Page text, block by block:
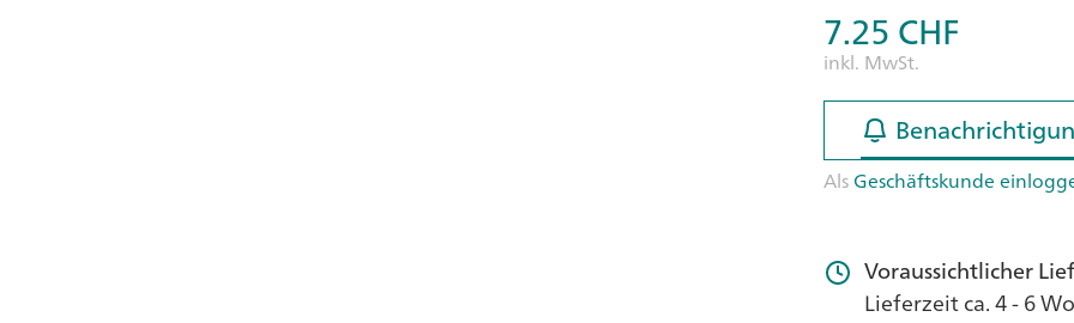
7.25CHF
inkl. MwSt.
AlsGeschäftskunde
Voraussichtlicher
Lieferzeit ca. 4 - 6